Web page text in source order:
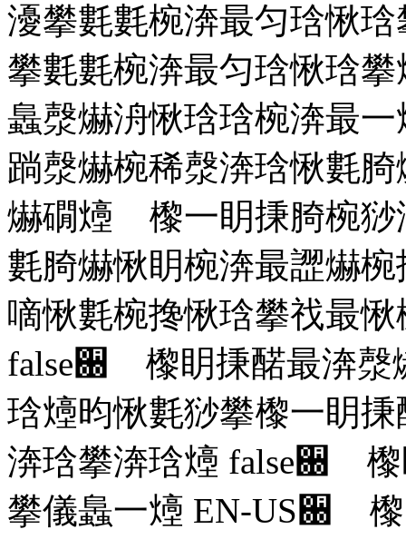
瀀攀氀氀椀渀最匀琀愀
攀氀氀椀渀最匀琀愀琀
䘀漀爀洀愀琀琀椀渀最
䠀漀爀椀稀漀渀琀愀氀
爀礀㸀 㰀⼀眀㨀䐀椀猀
氀䐀爀愀眀椀渀最䜀爀
嘀愀氀椀搀愀琀攀䄀最
false਀ 㰀眀㨀䤀最渀漀
琀㸀昀愀氀猀攀㰀⼀眀
渀琀攀渀琀㸀 false਀ 㰀
攀儀䘀⼀㸀 EN-US ਀ 㰀